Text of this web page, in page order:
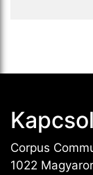
Corpus
1022